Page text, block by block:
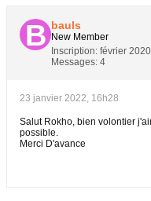
bauls
New Member
Inscription: février 2020
Messages: 4
23 janvier 2022, 16h28
Salut Rokho, bien volontier
possible.
Merci D'avance